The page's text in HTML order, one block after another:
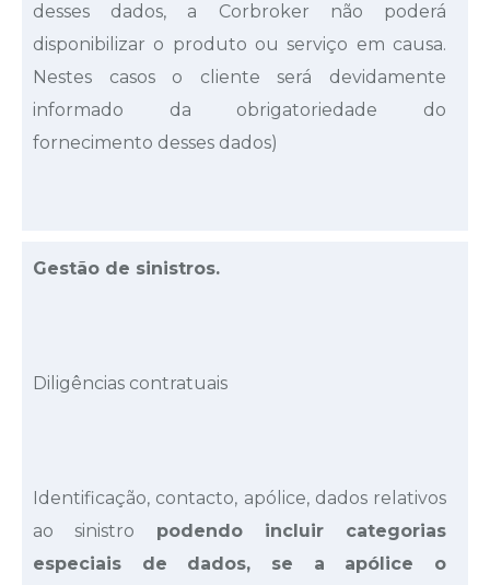
desses dados, a Corbroker não poderá
disponibilizar o produto ou serviço em causa.
Nestes casos o cliente será devidamente
informado da obrigatoriedade do
fornecimento desses dados)
Gestão de sinistros.
Diligências contratuais
Identificação, contacto, apólice, dados relativos
ao sinistro podendo incluir categorias
especiais de dados, se a apólice o